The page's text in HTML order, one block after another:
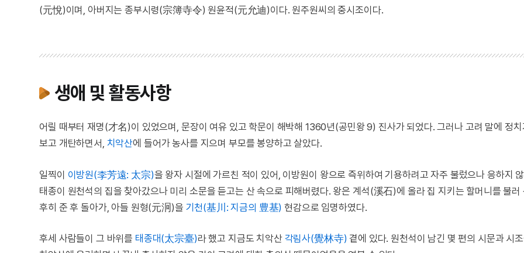
(元悅)이며, 아버지는 종부시령(宗簿寺令) 원윤적(元允迪)이다. 원주원씨의 중시조이다.
생애 및 활동사항
어릴 때부터 재명(才名)이 있었으며, 문장이 여유 있고 학문이 해박해 1360년(공민왕 9) 진사가 되었다. 그러나 고려 말에 정
보고 개탄하면서, 치악산에 들어가 농사를 지으며 부모를 봉양하고 살았다.
일찍이 이방원(李芳遠: 太宗)을 왕자 시절에 가르친 적이 있어, 이방원이 왕으로 즉위하여 기용하려고 자주 불렀으나 응하지
태종이 원천석의 집을 찾아갔으나 미리 소문을 듣고는 산 속으로 피해버렸다. 왕은 계석(溪石)에 올라 집 지키는 할머니를 불러
후히 준 후 돌아가, 아들 원형(元泂)을 기천(基川: 지금의 豊基) 현감으로 임명하였다.
후세 사람들이 그 바위를 태종대(太宗臺)라 했고 지금도 치악산 각림사(覺林寺) 곁에 있다. 원천석이 남긴 몇 편의 시문과 시